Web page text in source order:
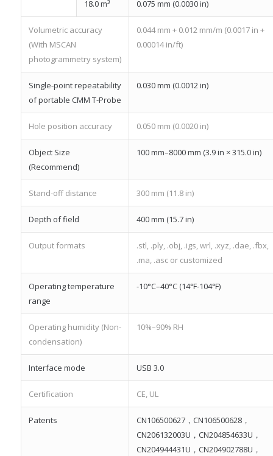
18.0 m³ 0.075 mm (0.0030 in)
Volumetric accuracy
(With MSCAN
photogrammetry system)
0.044 mm + 0.012 mm/m (0.0017 in +
0.00014 in/ft)
Single-point repeatability
of portable CMM T-Probe
0.030 mm (0.0012 in)
Hole position accuracy 0.050 mm (0.0020 in)
Object Size
(Recommend)
100 mm–8000 mm (3.9 in × 315.0 in)
Stand-off distance 300 mm (11.8 in)
Depth of field 400 mm (15.7 in)
Output formats
.stl, .ply, .obj, .igs, wrl, .xyz, .dae, .fbx,
.ma, .asc or customized
Operating temperature
range
-10°C–40°C (14℉-104℉)
Operating humidity (Non-
condensation)
10%–90% RH
Interface mode USB 3.0
Certification CE, UL
Patents
CN106500627，CN106500628，
CN206132003U，CN204854633U，
CN204944431U，CN204902788U，